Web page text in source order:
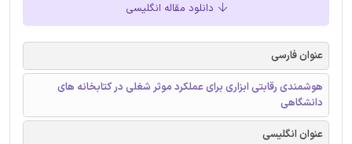
دانلود مقاله انگلیسی
عنوان فارسی
هوشمندی رقابتی ابزاری برای عملکرد موثر شغلی در کتابخانه های
دانشگاهی
عنوان انگلیسی